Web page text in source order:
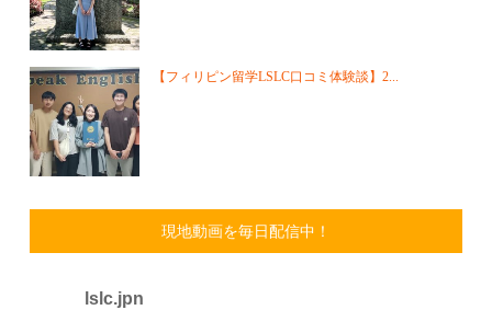
【フィリピン留学LSLC口コミ体験談】2...
現地動画を毎日配信中！
lslc.jpn